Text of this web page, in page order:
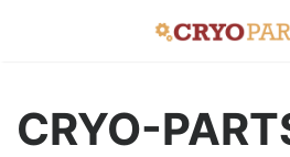
CRYO-